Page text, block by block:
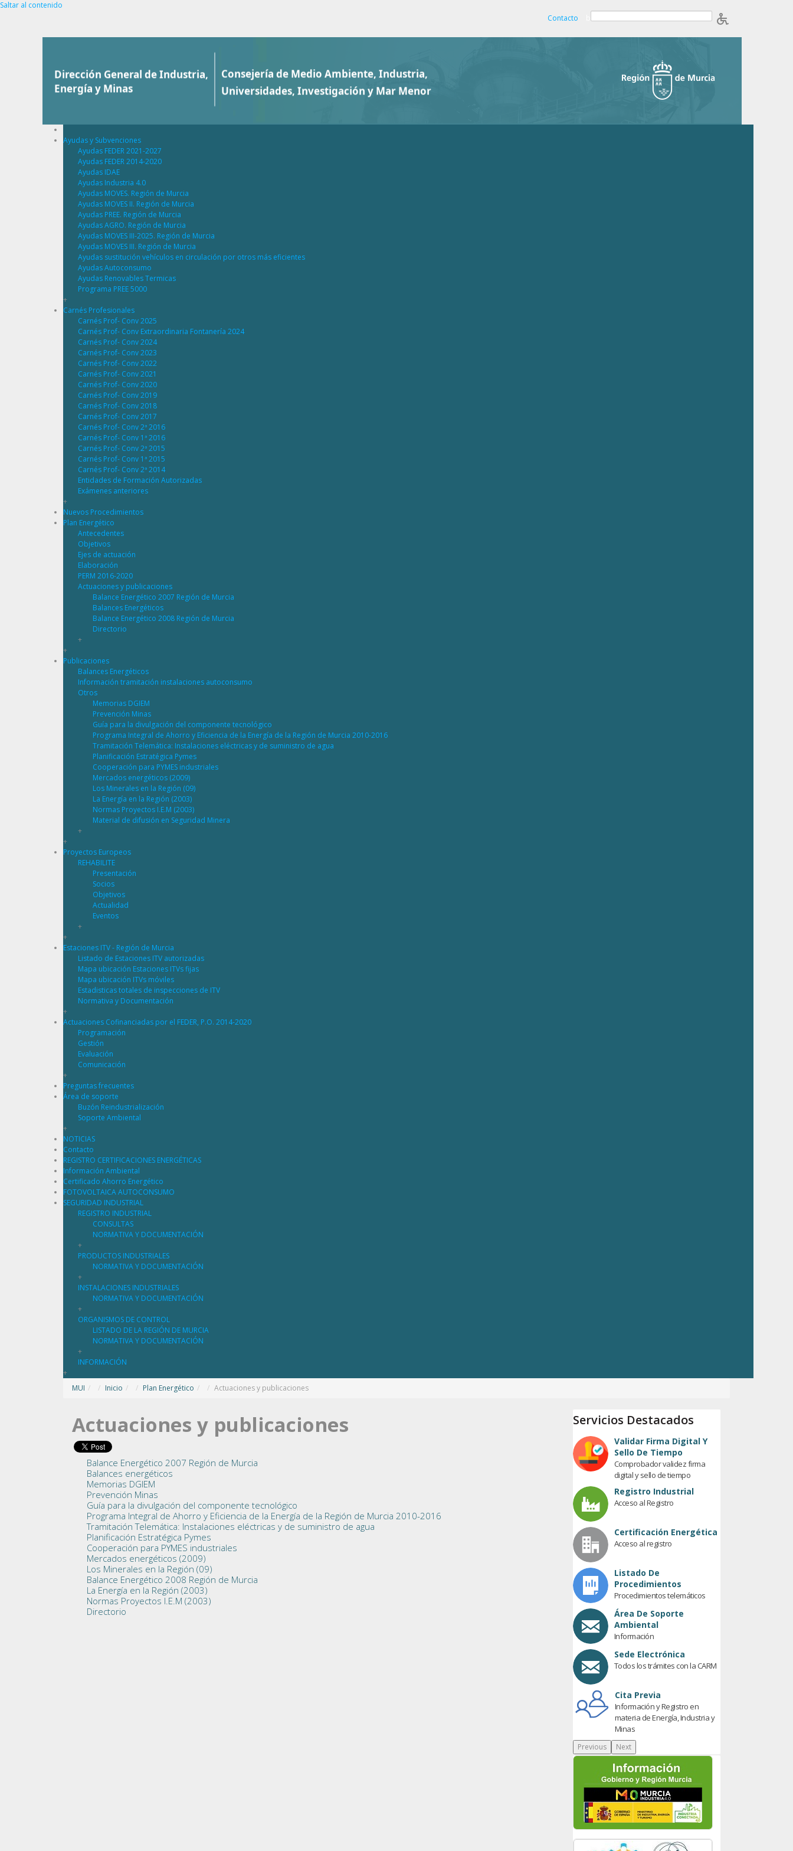
Saltar al contenido
Contacto
Ayudas y Subvenciones
Ayudas FEDER 2021-2027
Ayudas FEDER 2014-2020
Ayudas IDAE
Ayudas Industria 4.0
Ayudas MOVES. Región de Murcia
Ayudas MOVES II. Región de Murcia
Ayudas PREE. Región de Murcia
Ayudas AGRO. Región de Murcia
Ayudas MOVES III-2025. Región de Murcia
Ayudas MOVES III. Región de Murcia
Ayudas sustitución vehículos en circulación por otros más eficientes
Ayudas Autoconsumo
Ayudas Renovables Termicas
Programa PREE 5000
+
Carnés Profesionales
Carnés Prof- Conv 2025
Carnés Prof- Conv Extraordinaria Fontanería 2024
Carnés Prof- Conv 2024
Carnés Prof- Conv 2023
Carnés Prof- Conv 2022
Carnés Prof- Conv 2021
Carnés Prof- Conv 2020
Carnés Prof- Conv 2019
Carnés Prof- Conv 2018
Carnés Prof- Conv 2017
Carnés Prof- Conv 2ª 2016
Carnés Prof- Conv 1ª 2016
Carnés Prof- Conv 2ª 2015
Carnés Prof- Conv 1ª 2015
Carnés Prof- Conv 2ª 2014
Entidades de Formación Autorizadas
Exámenes anteriores
+
Nuevos Procedimientos
Plan Energético
Antecedentes
Objetivos
Ejes de actuación
Elaboración
PERM 2016-2020
Actuaciones y publicaciones
Balance Energético 2007 Región de Murcia
Balances Energéticos
Balance Energético 2008 Región de Murcia
Directorio
+
+
Publicaciones
Balances Energéticos
Información tramitación instalaciones autoconsumo
Otros
Memorias DGIEM
Prevención Minas
Guía para la divulgación del componente tecnológico
Programa Integral de Ahorro y Eficiencia de la Energía de la Región de Murcia 2010-2016
Tramitación Telemática: Instalaciones eléctricas y de suministro de agua
Planificación Estratégica Pymes
Cooperación para PYMES industriales
Mercados energéticos (2009)
Los Minerales en la Región (09)
La Energía en la Región (2003)
Normas Proyectos I.E.M (2003)
Material de difusión en Seguridad Minera
+
+
Proyectos Europeos
REHABILITE
Presentación
Socios
Objetivos
Actualidad
Eventos
+
+
Estaciones ITV - Región de Murcia
Listado de Estaciones ITV autorizadas
Mapa ubicación Estaciones ITVs fijas
Mapa ubicación ITVs móviles
Estadisticas totales de inspecciones de ITV
Normativa y Documentación
+
Actuaciones Cofinanciadas por el FEDER, P.O. 2014-2020
Programación
Gestión
Evaluación
Comunicación
+
Preguntas frecuentes
Área de soporte
Buzón Reindustrialización
Soporte Ambiental
+
NOTICIAS
Contacto
REGISTRO CERTIFICACIONES ENERGÉTICAS
Información Ambiental
Certificado Ahorro Energético
FOTOVOLTAICA AUTOCONSUMO
SEGURIDAD INDUSTRIAL
REGISTRO INDUSTRIAL
CONSULTAS
NORMATIVA Y DOCUMENTACIÓN
+
PRODUCTOS INDUSTRIALES
NORMATIVA Y DOCUMENTACIÓN
+
INSTALACIONES INDUSTRIALES
NORMATIVA Y DOCUMENTACIÓN
+
ORGANISMOS DE CONTROL
LISTADO DE LA REGIÓN DE MURCIA
NORMATIVA Y DOCUMENTACIÓN
+
INFORMACIÓN
+
MUI / Inicio / Plan Energético / Actuaciones y publicaciones
Actuaciones y publicaciones
Balance Energético 2007 Región de Murcia
Balances energéticos
Memorias DGIEM
Prevención Minas
Guía para la divulgación del componente tecnológico
Programa Integral de Ahorro y Eficiencia de la Energía de la Región de Murcia 2010-2016
Tramitación Telemática: Instalaciones eléctricas y de suministro de agua
Planificación Estratégica Pymes
Cooperación para PYMES industriales
Mercados energéticos (2009)
Los Minerales en la Región (09)
Balance Energético 2008 Región de Murcia
La Energía en la Región (2003)
Normas Proyectos I.E.M (2003)
Directorio
Servicios Destacados
Validar Firma Digital Y
Sello De Tiempo
Comprobador validez firma
digital y sello de tiempo
Registro Industrial
Acceso al Registro
Certificación Energética
Acceso al registro
Listado De
Procedimientos
Procedimientos telemáticos
Área De Soporte
Ambiental
Información
Sede Electrónica
Todos los trámites con la CARM
Cita Previa
Información y Registro en
materia de Energía, Industria y
Minas
Previous Next